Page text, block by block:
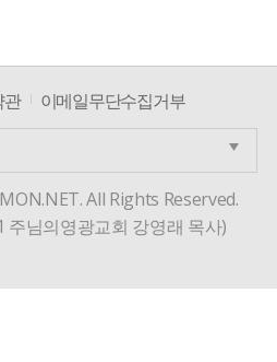
관 이메일무단수집거부
All Rights Reserved.
주님의영광교회 강영래 목사)